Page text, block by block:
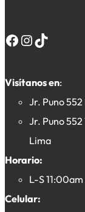
Facebook InstagramTikTok
Visítanos en:
Jr. Puno
Jr. Puno
Lima
Horario:
L-S
Celular: